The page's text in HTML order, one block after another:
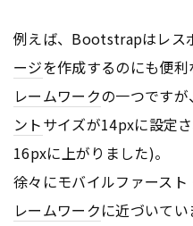
例えば、Bootstrapはレス
ージを作成するのにも便
レームワークの一つです
ントサイズが14pxに設定
16pxに上がりました)。
徐々にモバイルファース
レームワークに近づいて